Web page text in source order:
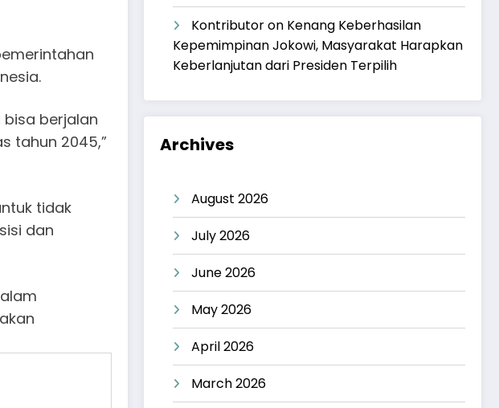
bisa berjalan
tahun 2045,”
tidak
dan
Kontributoron Kenang Keberhasilan
Kepemimpinan Jokowi, Masyarakat Harapkan
Keberlanjutan dari Presiden Terpilih
Archives
August 2026
July 2026
June 2026
May 2026
April 2026
March 2026